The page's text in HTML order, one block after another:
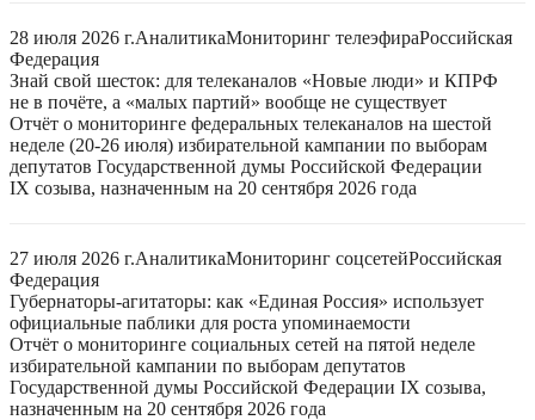
28 июля 2026 г.АналитикаМониторинг телеэфираРоссийская
Федерация
Знай свой шесток: для телеканалов «Новые люди» и КПРФ
не в почёте, а «малых партий» вообще не существует
Отчёт о мониторинге федеральных телеканалов на шестой
неделе (20-26 июля) избирательной кампании по выборам
депутатов Государственной думы Российской Федерации
IX созыва, назначенным на 20 сентября 2026 года
27 июля 2026 г.АналитикаМониторинг соцсетейРоссийская
Федерация
Губернаторы-агитаторы: как «Единая Россия» использует
официальные паблики для роста упоминаемости
Отчёт о мониторинге социальных сетей на пятой неделе
избирательной кампании по выборам депутатов
Государственной думы Российской Федерации IX созыва,
назначенным на 20 сентября 2026 года